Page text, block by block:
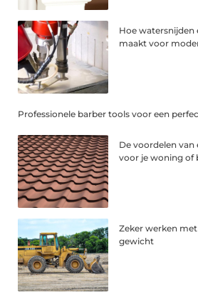
Hoe watersnijden
maakt voor
Professionele barber tools voor een
De voordelen
voor je woning of
Zeker werken
gewicht